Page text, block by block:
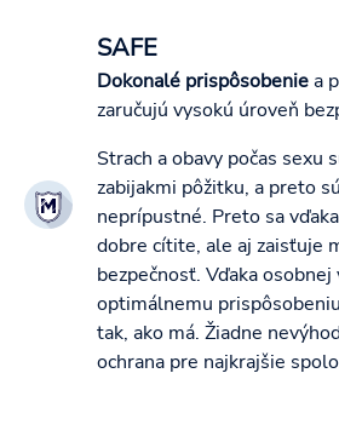
SAFE
Dokonalé prispôsobeniea
zaručujú vysokú úroveň
Strach a obavy počas sexu
zabijakmi pôžitku, a preto
neprípustné. Preto sa
dobre cítite, ale aj zaisťuje
bezpečnosť. Vďaka
optimálnemu
tak, ako má. Žiadne
ochrana pre najkrajšie